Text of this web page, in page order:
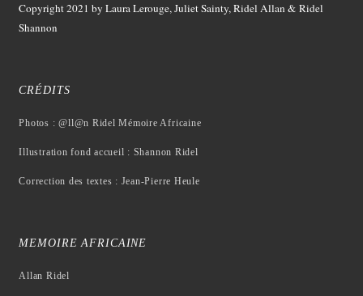
Copyright 2021 by Laura Lerouge, Juliet Sainty, Ridel Allan &Ridel
Shannon
CRÉDITS
Photos : @ll@n Ridel Mémoire Africaine
Illustration fond accueil : Shannon Ridel
Correction des textes : Jean-Pierre Heule
MEMOIRE AFRICAINE
Allan Ridel